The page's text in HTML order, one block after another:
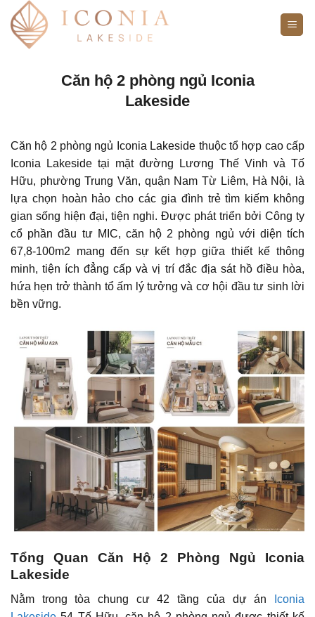
qua
Căn hộ 2 phòng ngủ Iconia
Lakeside
Căn hộ 2 phòng ngủ Iconia Lakeside thuộc tổ hợp cao cấp
Iconia Lakeside tại mặt đường Lương Thế Vinh và Tố
Hữu, phường Trung Văn, quận Nam Từ Liêm, Hà Nội, là
lựa chọn hoàn hảo cho các gia đình trẻ tìm kiếm không
gian sống hiện đại, tiện nghi. Được phát triển bởi Công ty
cổ phần đầu tư MIC, căn hộ 2 phòng ngủ với diện tích
67,8-100m2 mang đến sự kết hợp giữa thiết kế thông
minh, tiện ích đẳng cấp và vị trí đắc địa sát hồ điều hòa,
hứa hẹn trở thành tổ ấm lý tưởng và cơ hội đầu tư sinh lời
bền vững.
Tổng Quan Căn Hộ 2 Phòng Ngủ Iconia
Lakeside
Nằm trong tòa chung cư 42 tầng của dự án
Iconia